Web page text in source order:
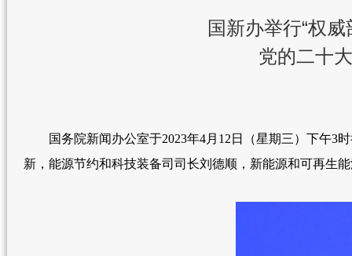
国新办举行“权
党的二十
国务院新闻办公室于2023年4月12日（星期三）下午3时
新，能源节约和科技装备司司长刘德顺，新能源和可再生